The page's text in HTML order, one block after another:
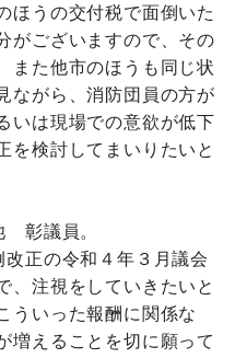
ほうの交付税で面倒いた
がございますので、その
また他市のほうも同じ状
ながら、消防団員の方が
いは現場での意欲が低下
を検討してまいりたいと
彰議員。
の令和４年３月議会
、注視をしていきたいと
ういった報酬に関係な
増えることを切に願って